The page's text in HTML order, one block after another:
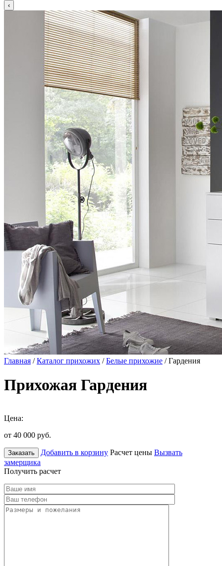
Главная /Каталог прихожих /Белые прихожие / Гардения
Прихожая Гардения
Цена:
от 40 000 руб.
Заказать Добавить в корзину Расчет цены Вызвать
замерщика
Получить расчет